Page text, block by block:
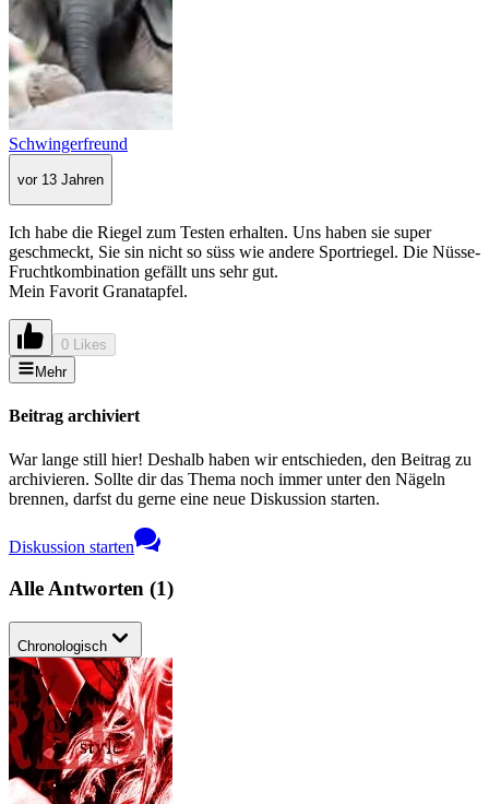
Schwingerfreund
vor 13 Jahren
Ich habe die Riegel zum Testen erhalten. Uns haben sie super
geschmeckt, Sie sin nicht so süss wie andere Sportriegel. Die Nüsse-
Fruchtkombination gefällt uns sehr gut.
Mein Favorit Granatapfel.
0 Likes
Mehr
Beitrag archiviert
War lange still hier! Deshalb haben wir entschieden, den Beitrag zu
archivieren. Sollte dir das Thema noch immer unter den Nägeln
brennen, darfst du gerne eine neue Diskussion starten.
Diskussion starten
Alle Antworten (1)
Chronologisch